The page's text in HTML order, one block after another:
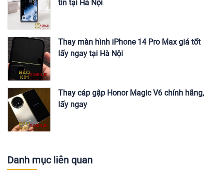
tín tại Hà Nội
Thay màn hình iPhone 14 Pro Max giá tốt
lấy ngay tại Hà Nội
Thay cáp gập Honor Magic V6 chính hãng,
lấy ngay
Danh mục liên quan